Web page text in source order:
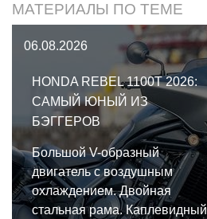
МАТЕРИАЛЫ ПО ТЕМЕ
06.08.2026
HONDA REBEL 1100T 2026:
САМЫЙ ЮНЫЙ ИЗ
БЭГГЕРОВ
Большой V-образный
двигатель с воздушным
охлаждением. Двойная
стальная рама. Каплевидный